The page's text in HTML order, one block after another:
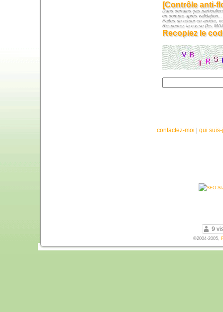
[Contrôle anti-
Dans certains cas
en compte après
Faites un retour en arrière,
Respectez la casse (les
Recopiez le
contactez-moi qui
9
©2004-2005,